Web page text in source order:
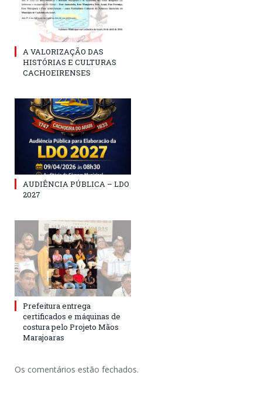
A VALORIZAÇÃO DAS
HISTÓRIAS E CULTURAS
CACHOEIRENSES
AUDIÊNCIA PÚBLICA – LDO
2027
Prefeitura entrega
certificados e máquinas de
costura pelo Projeto Mãos
Marajoaras
Os comentários estão fechados.